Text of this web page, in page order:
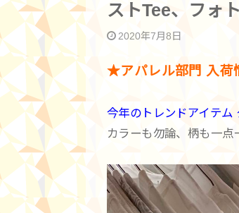
ストTee、フォ
2020年7月8日
★アパレル部門 入
今年のトレンドアイテム
カラーも勿論、柄も一点